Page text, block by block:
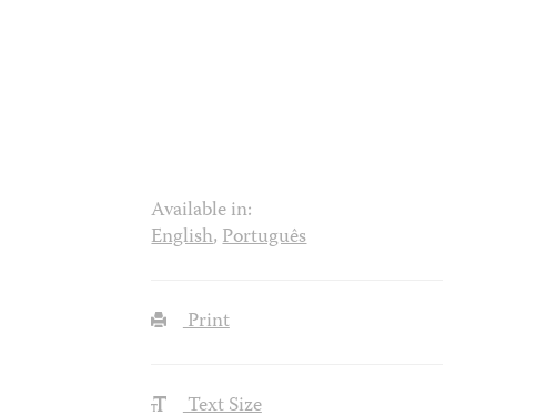
Available in:
English,Português
Print
Text Size